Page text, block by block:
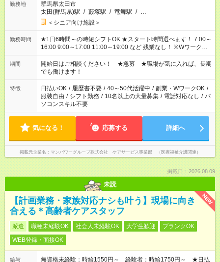
勤務地
群馬県太田市
太田(群馬県)駅 / 藪塚駅 / 竜舞駅 / …
＜シニア向け施設＞
勤務時間
★1日6時間～の時短シフトOK ★スタート時間選べます！ 7:00～
16:00 9:00～17:00 11:00～19:00 など 残業なし！ ※Wワークの
場合、他のお仕事と合わせ週40時間超の就業はご案内できませ
ん ※法令に基づき、週20時間以上勤務は社会保険への加入対象
となります ※労働者派遣法（日雇い派遣の原則禁止）により、
短時間・短期間の就業はご案内が難しい場合があります
期間
開始日はご相談ください！ ★急募 ★職場が気に入れば、長期
でも働けます！
特徴 日払いOK / 履歴書不要 / 40～50代活躍中 / 副業・WワークOK /
服装自由 / シフト勤務 / 10名以上の大量募集 / 電話対応なし / パ
ソコンスキル不要
気になる！ 応募する 詳細へ
掲載元企業名 マンパワーグループ株式会社 ケアサービス事業部 （医療福祉介護関連）
掲載日：2026.08.09
未読
NEW
【計画業務・家族対応ナシも叶う】現場に向き
合える＊高齢者ケアスタッフ
派遣 職種未経験OK 社会人未経験OK 大学生歓迎
ブランクOK
WEB登録・面接OK
給与
無資格未経験：時給1550円～ 経験者：時給1750円～ ★日払